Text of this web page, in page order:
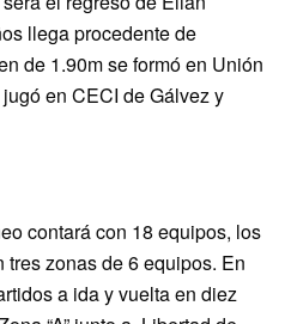
llega procedente de
de 1.90m se formó en Unión
en CECI de Gálvez y
contará con 18 equipos, los
zonas de 6 equipos. En
a ida y vuelta en diez